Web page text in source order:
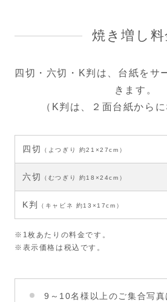
焼き増し料
四切・六切・K判は、台紙をサ
きます。
（K判は、２面台紙から
四切 （よつぎり 約21×27cm）
六切 （むつぎり 約18×24cm）
K判 （キャビネ 約13×17cm）
※1枚あたりの料金です。
※表示価格は税込です。
9～10名様以上のご集合写真